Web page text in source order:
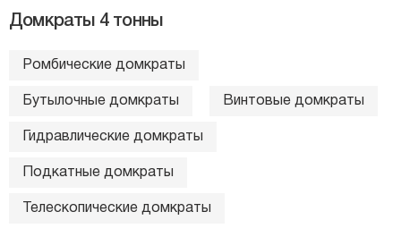
Домкраты 4 тонны
Ромбические домкраты
Бутылочные домкраты Винтовые домкраты
Гидравлические домкраты
Подкатные домкраты
Телескопические домкраты